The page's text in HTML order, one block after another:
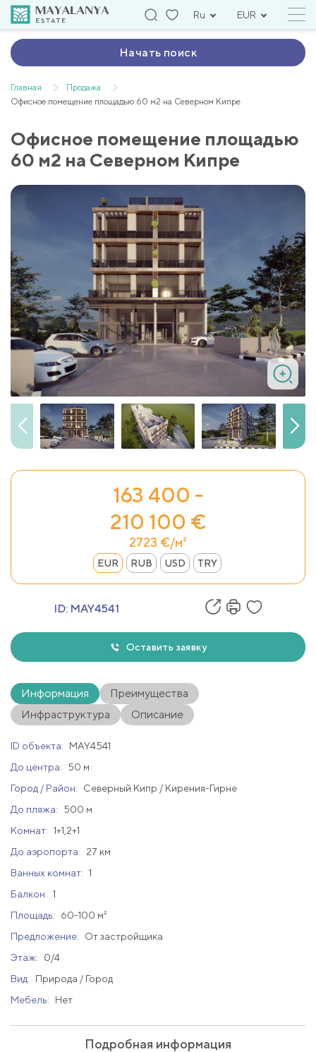
Ru EUR
Начать поиск
Главная
Продажа
Офисное помещение площадью 60 м2 на Северном Кипре
Офисное помещение площадью
60 м2 на Северном Кипре
163 400 -
210 100 €
2723 €/м²
EUR RUB USD TRY
ID: MAY4541
Оставить заявку
Информация
Преимущества
Инфраструктура
Описание
ID объекта:
MAY4541
До центра:
50 м
Город / Район:
Северный Кипр / Кирения-Гирне
До пляжа:
500 м
Комнат: 1+1,2+1
До аэропорта:
27 км
Ванных комнат: 1
Балкон: 1
Площадь:
60-100 м²
Предложение:
От застройщика
Этаж:
0/4
Вид:
Природа / Город
Мебель:
Нет
Подробная информация